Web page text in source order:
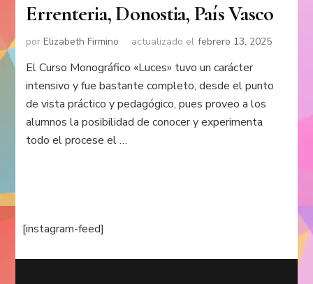
Errenteria, Donostia, País Vasco
porElizabeth Firmino actualizado el febrero 13, 2025
El Curso Monográfico «Luces» tuvo un carácter
intensivo y fue bastante completo, desde el punto
de vista práctico y pedagógico, pues proveo a los
alumnos la posibilidad de conocer y experimenta
todo el procese el …
[instagram-feed]